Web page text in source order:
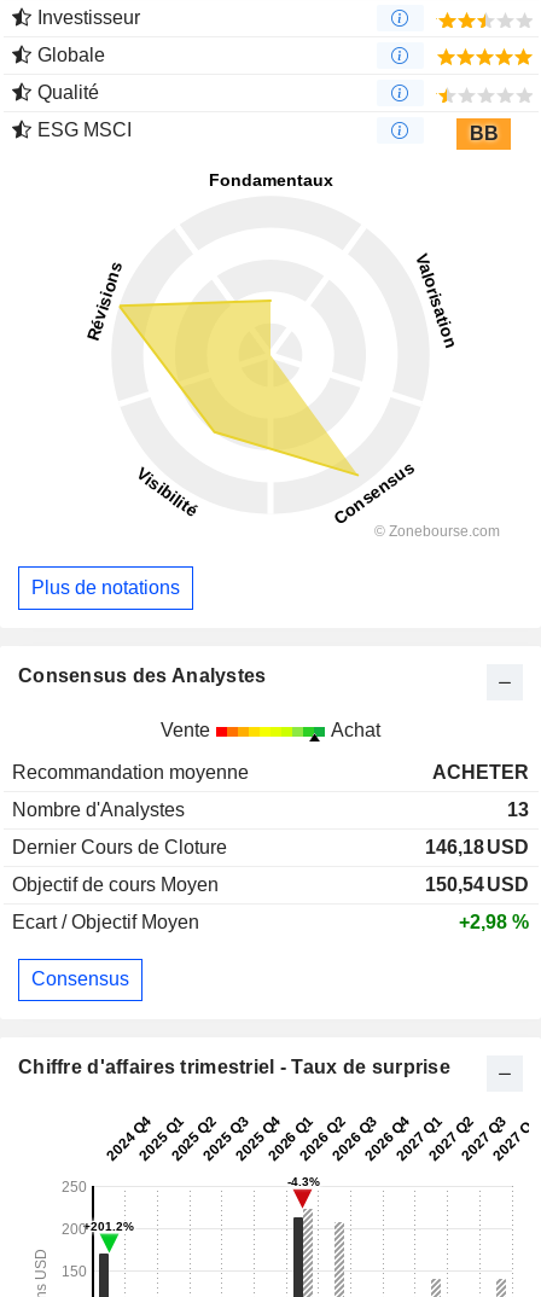
Investisseur
Globale
Qualité
ESG MSCI
BB
Plus de notations
Consensus des Analystes
Vente Achat
Recommandation moyenne
ACHETER
Nombre d'Analystes
13
Dernier Cours de Cloture
146,18USD
Objectif de cours Moyen
150,54USD
Ecart / Objectif Moyen
+2,98 %
Consensus
Chiffre d'affaires trimestriel - Taux de surprise